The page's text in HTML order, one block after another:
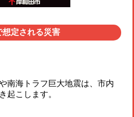
想定される災害
南海トラフ巨大地震は、市内
起こします。